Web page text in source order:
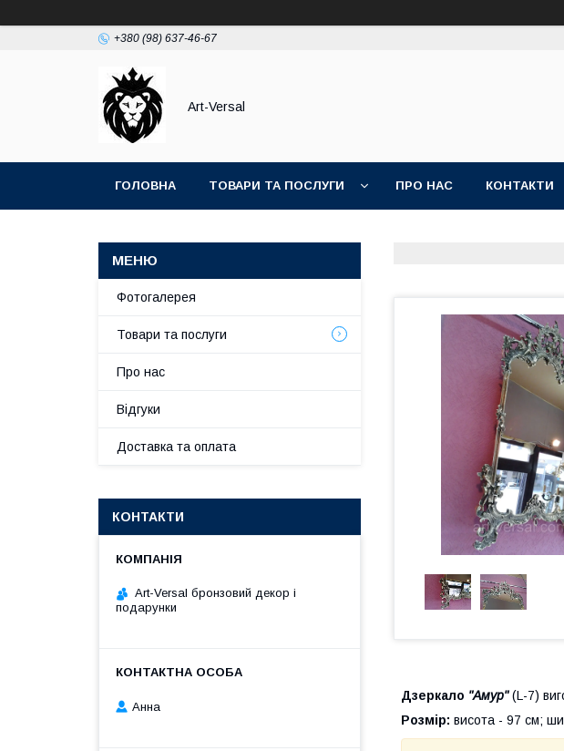
+380 (98) 637-46-67
Аrt-Versal
ГОЛОВНА ТОВАРИ ТА ПОСЛУГИ ПРО НАС КОНТАКТИ
Дзеркало "Амур" (L-7)
Розмір: висота - 97 см;
Фотогалерея
Товари та послуги
Про нас
Відгуки
Доставка та оплата
КОНТАКТИ
Art-Versal бронзовий декор і
подарунки
Анна